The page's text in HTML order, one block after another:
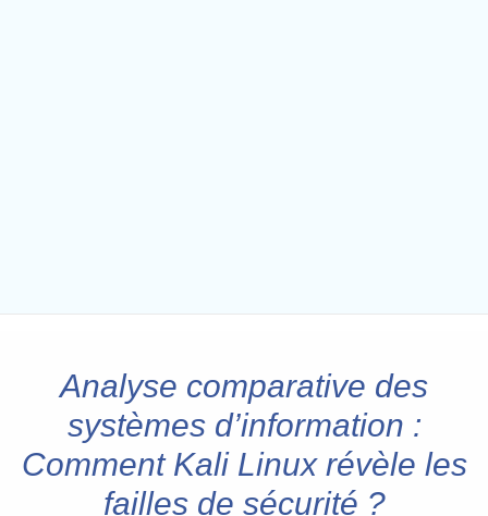
Analyse comparative des
systèmes d’information :
Comment Kali Linux révèle les
failles de sécurité ?